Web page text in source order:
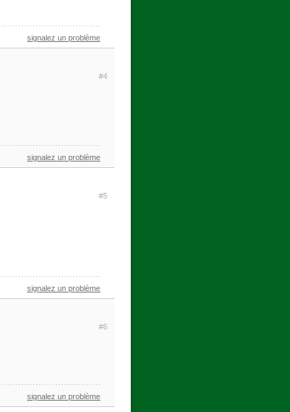
signalez un problème
#4
signalez un problème
#5
signalez un problème
#6
signalez un problème